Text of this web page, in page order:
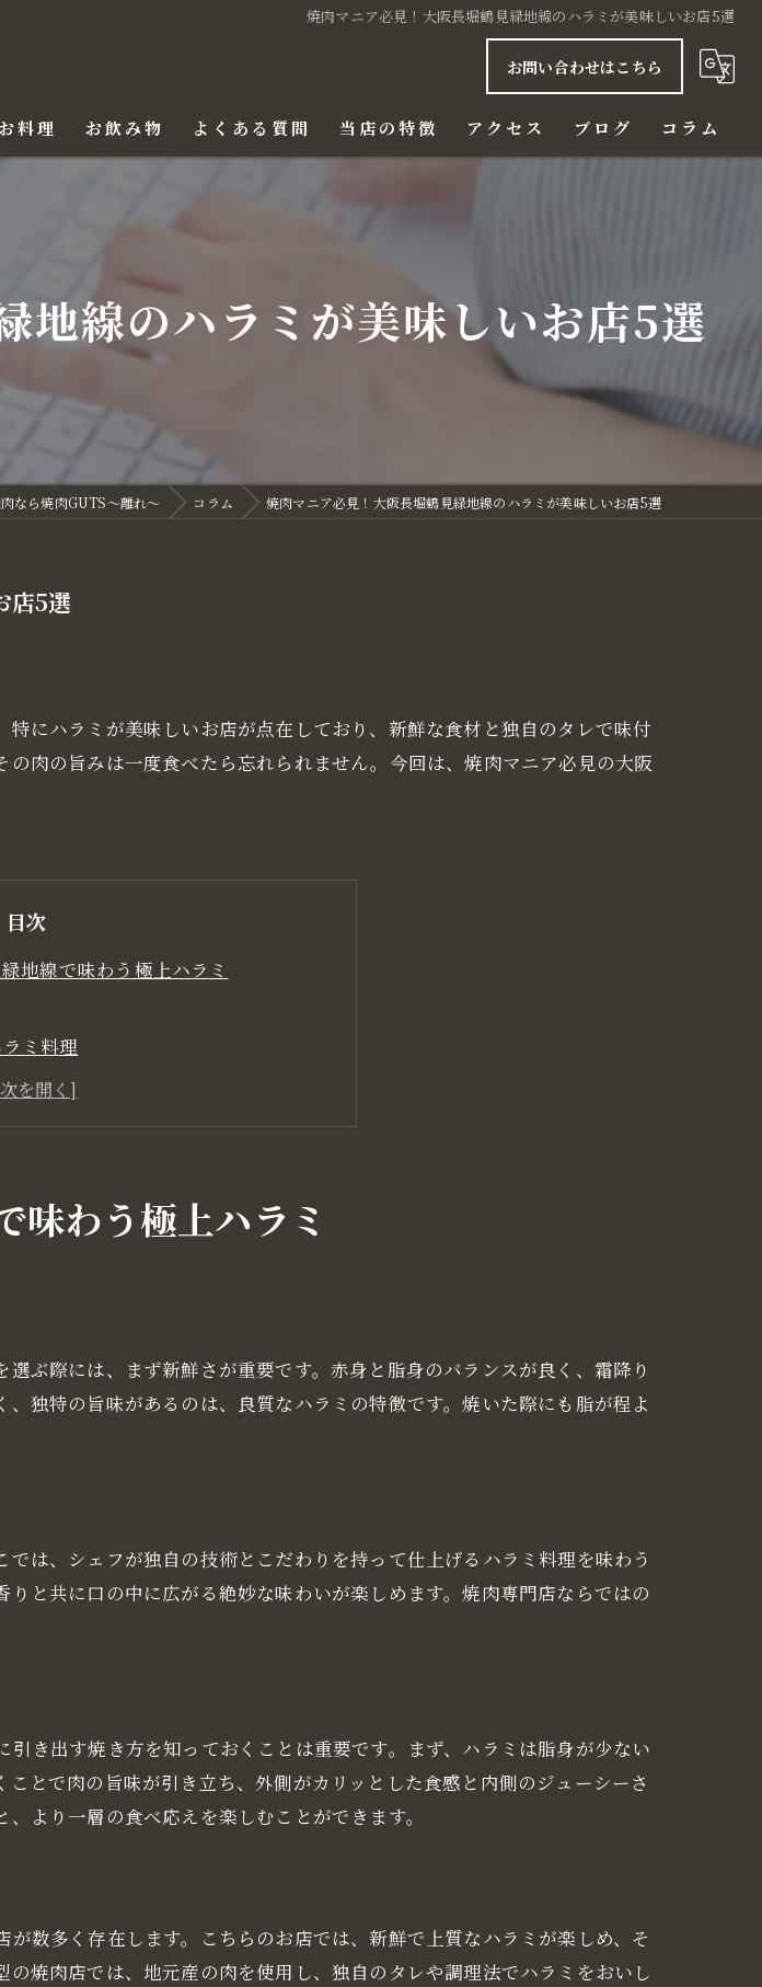
焼肉マニア必見！大阪長堀鶴見緑地線のハラミが美味しいお店5選
お問い合わせはこちら
料理 お飲み物 よくある質問 当店の特徴
ご飯
ハラミ
アクセス ブログ コラム
地線のハラミが美味しいお店5選
なら焼肉GUTS～離れ～ コラム 焼肉マニア必見！大阪長堀鶴見緑地線のハラミが美味しいお店5選
店5選
にハラミが美味しいお店が点在しており、新鮮な食材と独自のタレで味付
肉の旨みは一度食べたら忘れられません。今回は、焼肉マニア必見の大阪
目次
地線で味わう極上ハラミ
ミ料理
す焼き方
み方
のハラミの魅力を徹底解説
ハラミ料理
魅力
絶品ハラミを楽しむ方法
パーティー
しみ方
味わう極上ハラミ
ぶ際には、まず新鮮さが重要です。赤身と脂身のバランスが良く、霜降り
独特の旨味があるのは、良質なハラミの特徴です。焼いた際にも脂が程よ
は、シェフが独自の技術とこだわりを持って仕上げるハラミ料理を味わう
と共に口の中に広がる絶妙な味わいが楽しめます。焼肉専門店ならではの
き出す焼き方を知っておくことは重要です。まず、ハラミは脂身が少ない
とで肉の旨味が引き立ち、外側がカリッとした食感と内側のジューシーさ
より一層の食べ応えを楽しむことができます。
数多く存在します。こちらのお店では、新鮮で上質なハラミが楽しめ、そ
焼肉店では、地元産の肉を使用し、独自のタレや調理法でハラミをおいし